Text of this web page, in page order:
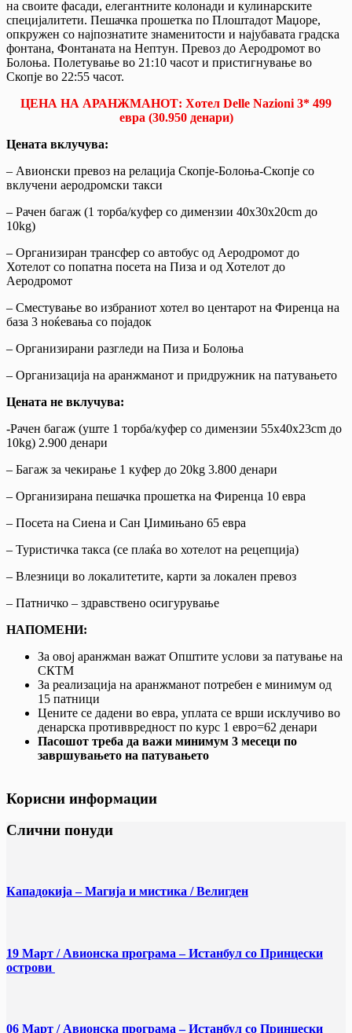
на своите фасади, елегантните колонади и кулинарските
специјалитети. Пешачка прошетка по Плоштадот Маџоре,
опкружен со најпознатите знаменитости и најубавата градска
фонтана, Фонтаната на Нептун. Превоз до Аеродромот во
Болоња. Полетување во 21:10 часот и пристигнување во
Скопје во 22:55 часот.
ЦЕНА НА АРАНЖМАНОТ: Хотел Delle Nazioni 3* 499
евра (30.950 денари)
Цената вклучува:
– Авионски превоз на релација Скопје-Болоња-Скопје со
вклучени аеродромски такси
– Рачен багаж (1 торба/куфер со димензии 40x30x20cm до
10kg)
– Организиран трансфер со автобус од Аеродромот до
Хотелот со попатна посета на Пиза и од Хотелот до
Аеродромот
– Сместување во избраниот хотел во центарот на Фиренца на
база 3 ноќевања со појадок
– Организирани разгледи на Пиза и Болоња
– Организација на аранжманот и придружник на патувањето
Цената не вклучува:
-Рачен багаж (уште 1 торба/куфер со димензии 55х40х23cm до
10kg) 2.900 денари
– Багаж за чекирање 1 куфер до 20kg 3.800 денари
– Организирана пешачка прошетка на Фиренца 10 евра
– Посета на Сиена и Сан Џимињано 65 евра
– Туристичка такса (се плаќа во хотелот на рецепција)
– Влезници во локалитетите, карти за локален превоз
– Патничко – здравствено осигурување
НАПОМЕНИ:
За овој аранжман важат Општите услови за патување на
СКТМ
За реализација на аранжманот потребен е минимум од
15 патници
Цените се дадени во евра, уплата се врши исклучиво во
денарска противвредност по курс 1 евро=62 денари
Пасошот треба да важи минимум 3 месеци по
завршувањето на патувањето
Корисни информации
Слични понуди
Кападокија – Магија и мистика / Велигден
19 Март / Aвионска програма – Истанбул со Принцески
острови
06 Март / Aвионска програма – Истанбул со Принцески